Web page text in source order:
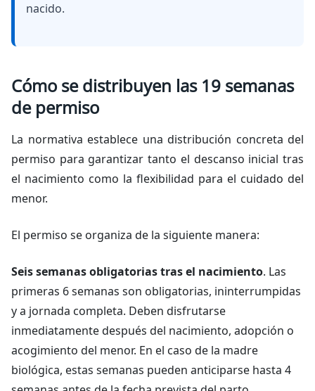
nacido.
Cómo se distribuyen las 19 semanas
de permiso
La normativa establece una distribución concreta del
permiso para garantizar tanto el descanso inicial tras
el nacimiento como la flexibilidad para el cuidado del
menor.
El permiso se organiza de la siguiente manera:
Seis semanas obligatorias tras el nacimiento. Las
primeras 6 semanas son obligatorias, ininterrumpidas
y a jornada completa. Deben disfrutarse
inmediatamente después del nacimiento, adopción o
acogimiento del menor. En el caso de la madre
biológica, estas semanas pueden anticiparse hasta 4